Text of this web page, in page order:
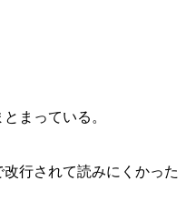
まっている。
行されて読みにくかった